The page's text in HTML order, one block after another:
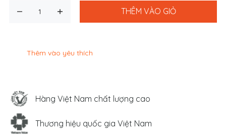
THÊM VÀO GIỎ
Thêm vào yêu thích
Hàng Việt Nam chất lượng cao
Thương hiệu quốc gia Việt Nam